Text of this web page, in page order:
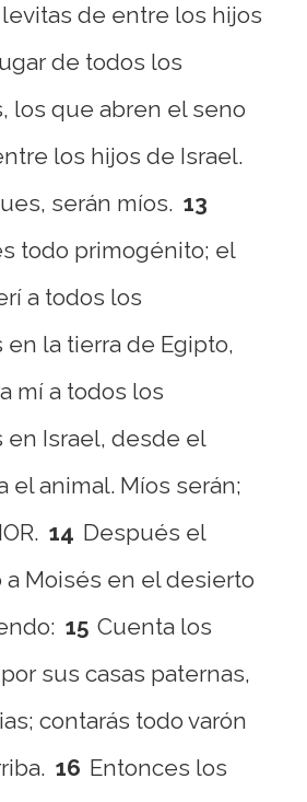
de entre los hijos
de todos los
los que abren el seno
los hijos de Israel.
serán míos. 13
todo primogénito; el
a todos los
la tierra de Egipto,
mí a todos los
Israel, desde el
el animal. Míos serán;
14 Después el
a Moisés en el desierto
15 Cuenta los
sus casas paternas,
contarás todo varón
16 Entonces los